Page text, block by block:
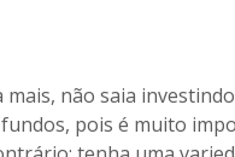
não saia
fundos, pois é muito